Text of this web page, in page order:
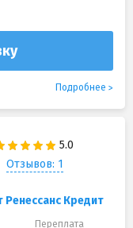
Подробнее
Отзывов: 1
Кредит
Переплата